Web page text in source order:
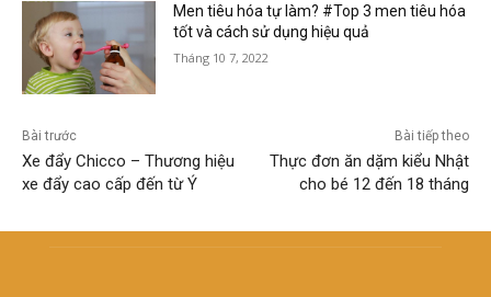
Men tiêu hóa tự làm? #Top 3 men tiêu hóa
tốt và cách sử dụng hiệu quả
Tháng 10 7, 2022
Bài trước
Xe đẩy Chicco – Thương hiệu
xe đẩy cao cấp đến từ Ý
Bài tiếp theo
Thực đơn ăn dặm kiểu Nhật
cho bé 12 đến 18 tháng